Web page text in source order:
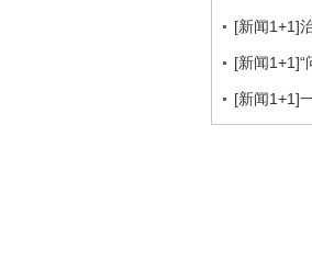
[新闻1+1]
[新闻1+1]“
[新闻1+1]